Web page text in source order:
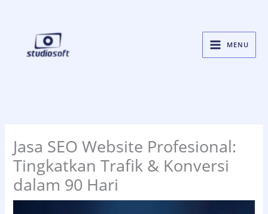
MENU
Jasa SEO Website Profesional:
Tingkatkan Trafik & Konversi
dalam 90 Hari